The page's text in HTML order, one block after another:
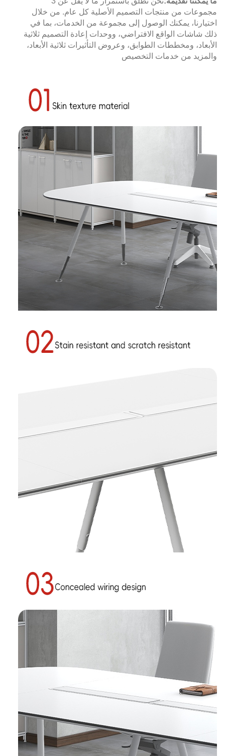
مجموعات من منتجات التصميم الأصلية كل عام. من خلال
اختيارنا، يمكنك الوصول إلى مجموعة من الخدمات، بما في
ذلك شاشات الواقع الافتراضي، ووحدات إعادة التصميم ثلاثية
الأبعاد، ومخططات الطوابق، وعروض التأثيرات ثلاثية الأبعاد،
والمزيد من خدمات التخصيص